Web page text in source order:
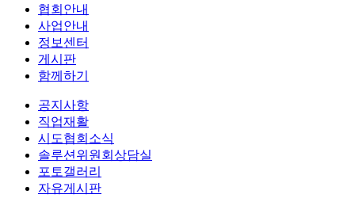
협회안내
사업안내
정보센터
게시판
함께하기
공지사항
직업재활
시도협회소식
솔루션위원회상담실
포토갤러리
자유게시판